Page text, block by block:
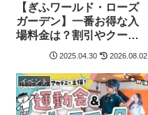
【ぎふワールド・ローズ
ガーデン】一番お得な入
場料金は？割引やクーポ
ンはある？- 岐阜 可児市
2025.04.30 2026.08.02
イベント